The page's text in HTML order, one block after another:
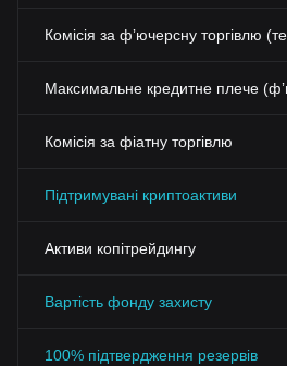
Комісія за фʼючерсну торгівлю
Максимальне кредитне плече
Комісія за фіатну торгівлю
Підтримувані криптоактиви
Активи копітрейдингу
Вартість фонду захисту
100% підтвердження резервів